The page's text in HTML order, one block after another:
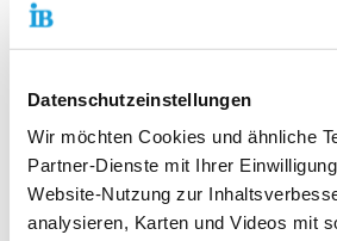
Datenschutzeinstellungen
Wir möchten Cookies und ähnliche
Partner-Dienste mit Ihrer
Website-Nutzung zur
analysieren, Karten und Videos mit
IB Wohnprojekt: Unsere Villen in
· Potenzialanalyse /
·
Soziales Kompetenztraining für
· Praxistage an Schulen